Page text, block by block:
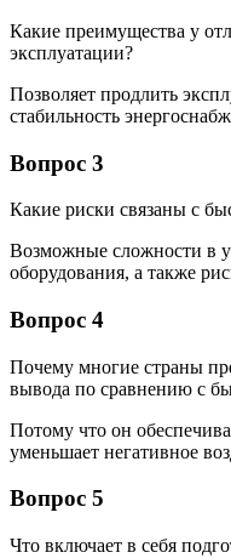
Какие преимущества у
эксплуатации?
Позволяет продлить
стабильность
Вопрос 3
Какие риски связаны с
Возможные сложности в
оборудования, а также
Вопрос 4
Почему многие страны
вывода по сравнению с
Потому что он
уменьшает негативное
Вопрос 5
Что включает в себя